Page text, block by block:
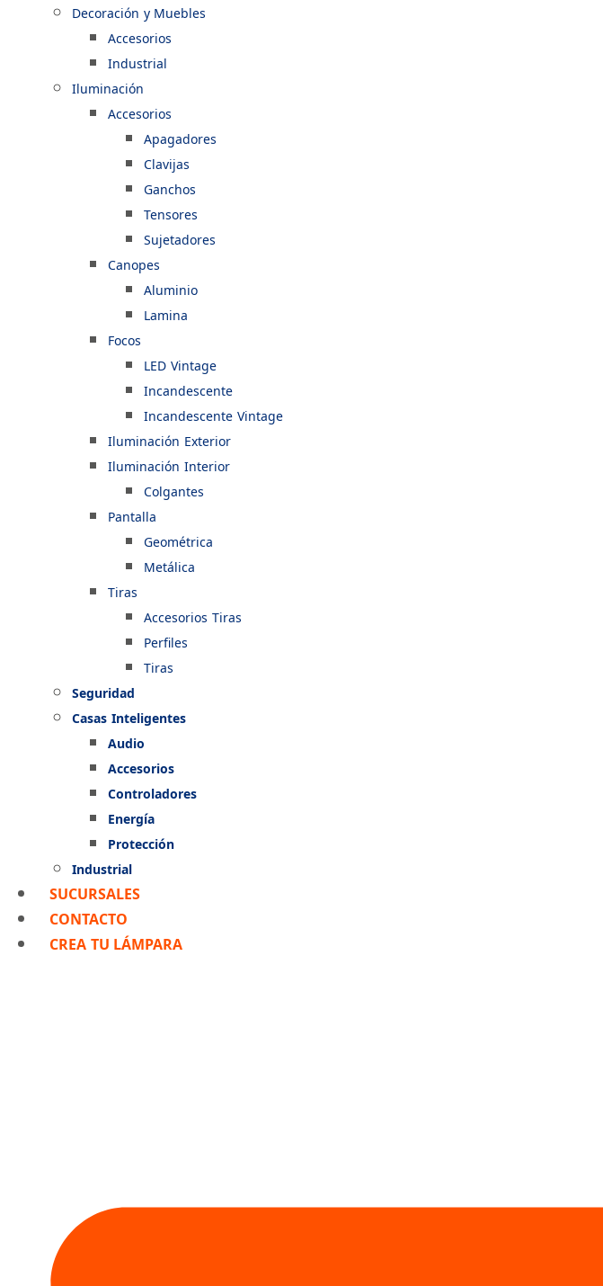
Decoración y Muebles
Accesorios
Industrial
Iluminación
Accesorios
Apagadores
Clavijas
Ganchos
Tensores
Sujetadores
Canopes
Aluminio
Lamina
Focos
LED Vintage
Incandescente
Incandescente Vintage
Iluminación Exterior
Iluminación Interior
Colgantes
Pantalla
Geométrica
Metálica
Tiras
Accesorios Tiras
Perfiles
Tiras
Seguridad
Casas Inteligentes
Audio
Accesorios
Controladores
Energía
Protección
Industrial
SUCURSALES
CONTACTO
CREA TU LÁMPARA